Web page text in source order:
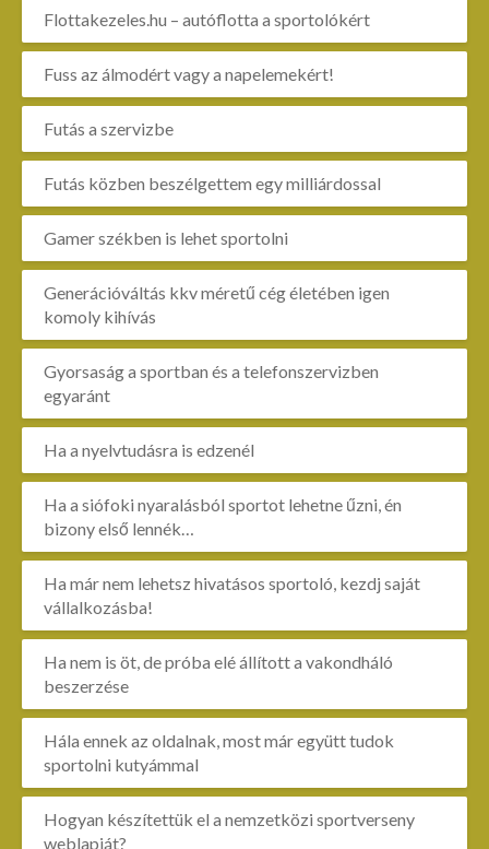
Flottakezeles.hu – autóflotta a sportolókért
Fuss az álmodért vagy a napelemekért!
Futás a szervizbe
Futás közben beszélgettem egy milliárdossal
Gamer székben is lehet sportolni
Generációváltás kkv méretű cég életében igen
komoly kihívás
Gyorsaság a sportban és a telefonszervizben
egyaránt
Ha a nyelvtudásra is edzenél
Ha a siófoki nyaralásból sportot lehetne űzni, én
bizony első lennék…
Ha már nem lehetsz hivatásos sportoló, kezdj saját
vállalkozásba!
Ha nem is öt, de próba elé állított a vakondháló
beszerzése
Hála ennek az oldalnak, most már együtt tudok
sportolni kutyámmal
Hogyan készítettük el a nemzetközi sportverseny
weblapját?